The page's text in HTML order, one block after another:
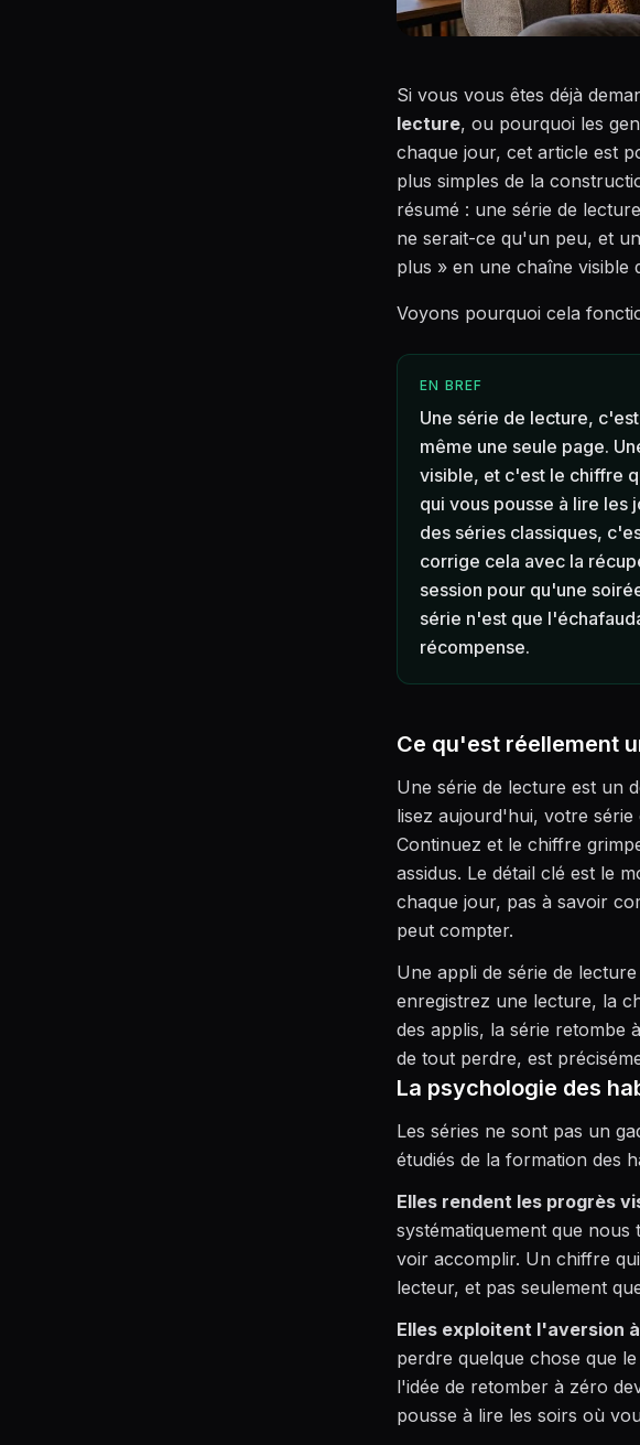
Si vous vous êtes déjà
lecture, ou pourquoi les
chaque jour, cet article est
plus simples de la
résumé : une série de
ne serait-ce qu'un peu, et
plus » en une chaîne visible
Voyons pourquoi cela
EN BREF
Une série de lecture,
même une seule page.
visible, et c'est le chiffre
qui vous pousse à lire les
des séries classiques,
corrige cela avec la
session pour qu'une
série n'est que
récompense.
Ce qu'est réellement
Une série de lecture est un
lisez aujourd'hui, votre série
Continuez et le chiffre
assidus. Le détail clé est le
chaque jour, pas à savoir
peut compter.
Une appli de série de
enregistrez une lecture, la
des applis, la série retombe
de tout perdre, est
La psychologie des
Les séries ne sont pas un
étudiés de la formation des
Elles rendent les progrès
systématiquement que
voir accomplir. Un chiffre
lecteur, et pas seulement
Elles exploitent l'aversion
perdre quelque chose que
l'idée de retomber à zéro
pousse à lire les soirs où